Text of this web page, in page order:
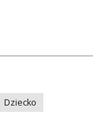
Dziecko